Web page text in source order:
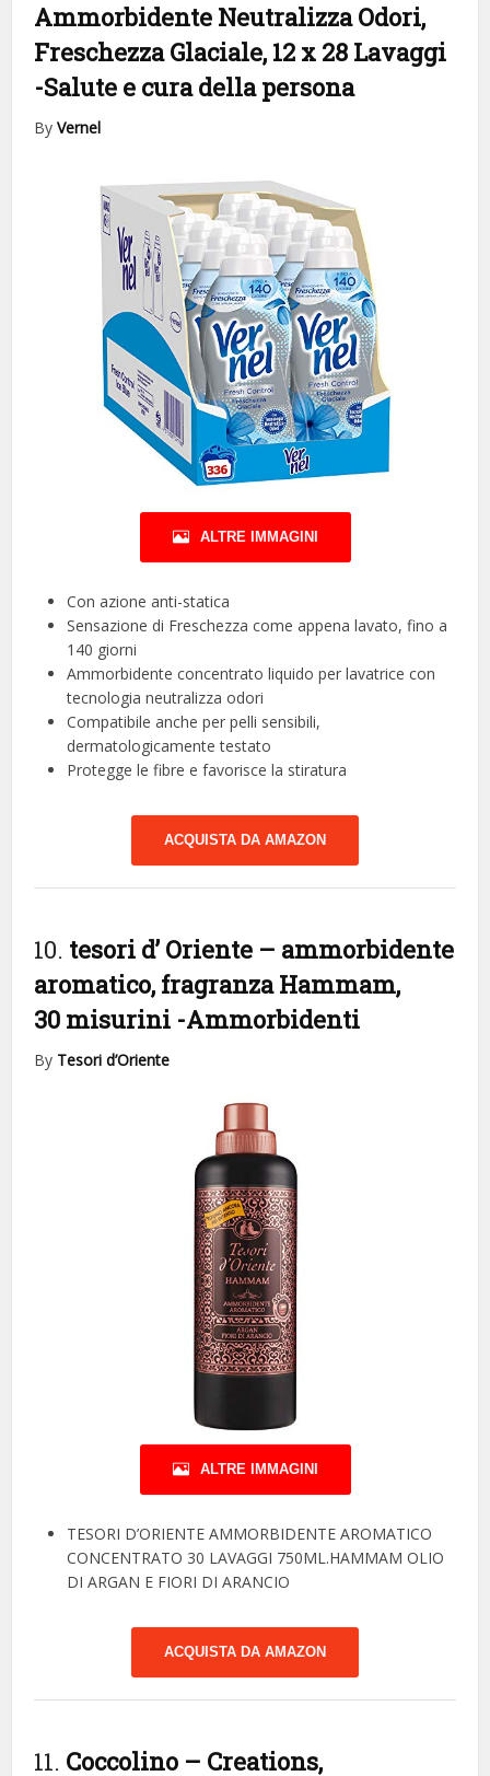
Ammorbidente Neutralizza Odori,
Freschezza Glaciale, 12 x 28 Lavaggi
-Salute e cura della persona
ByVernel
ALTRE IMMAGINI
Con azione anti-statica
Sensazione di Freschezza come appena lavato, fino a
140 giorni
Ammorbidente concentrato liquido per lavatrice con
tecnologia neutralizza odori
Compatibile anche per pelli sensibili,
dermatologicamente testato
Protegge le fibre e favorisce la stiratura
ACQUISTA DA AMAZON
10. tesori d’ Oriente – ammorbidente
aromatico, fragranza Hammam,
30 misurini -Ammorbidenti
By Tesori d’Oriente
ALTRE IMMAGINI
TESORI D’ORIENTE AMMORBIDENTE AROMATICO
CONCENTRATO 30 LAVAGGI 750ML.HAMMAM OLIO
DI ARGAN E FIORI DI ARANCIO
ACQUISTA DA AMAZON
11. Coccolino – Creations,